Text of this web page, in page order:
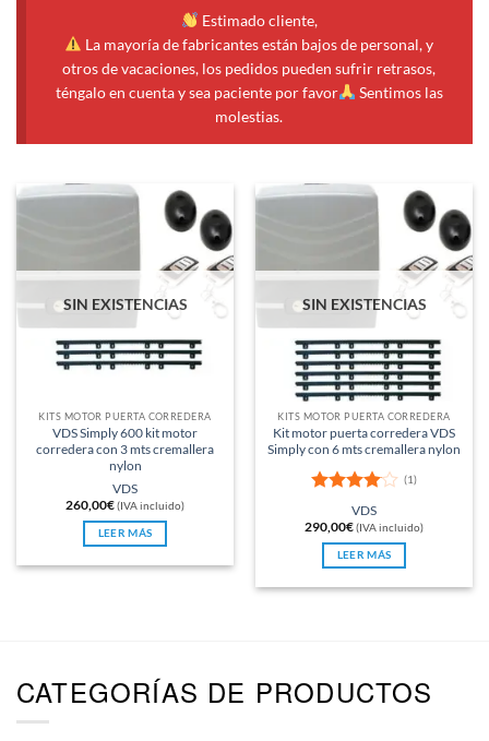
Estimado cliente,
La mayoría de fabricantes están bajos de personal, y
otros de vacaciones, los pedidos pueden sufrir retrasos,
téngalo en cuenta y sea paciente por favor
Sentimos las
molestias.
SIN EXISTENCIAS
KITS MOTOR PUERTA CORREDERA
VDS Simply 600 kit motor
corredera con 3 mts cremallera
nylon
VDS
260,00€(IVA incluido)
LEER MÁS
SIN EXISTENCIAS
KITS MOTOR PUERTA CORREDERA
Kit motor puerta corredera VDS
Simply con 6 mts cremallera nylon
Valorado
con4de
(1)
VDS
290,00€(IVA incluido)
LEER MÁS
CATEGORÍAS DE PRODUCTOS